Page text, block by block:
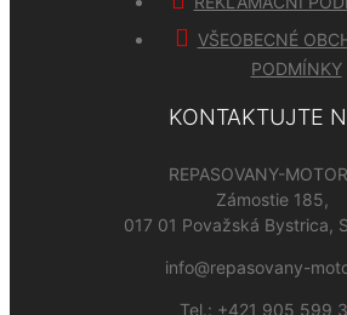
VŠEOBECNÉ
PODMÍNKY
KONTAKTUJTE
REPASOVANY-
Zámostie 185,
017 01 Považská Bystrica,
info@repasovany-
Tel.: +421 905 599